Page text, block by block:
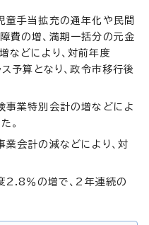
童手当拡充の通年化や民間
費の増、満期一括分の元金
などにより、対前年度
予算となり、政令市移行後
事業特別会計の増などによ
。
会計の減などにより、対
2.8％の増で、2年連続の